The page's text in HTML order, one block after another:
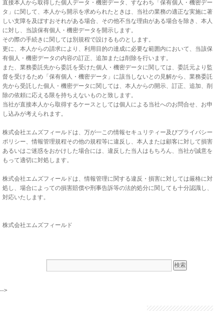
直接本人から取得した個人データ・機密データ、すなわち「保有個人・機密デー
タ」に関して、本人から開示を求められたときは、当社の業務の適正な実施に著
しい支障を及ぼすおそれがある場合、その他不当な理由がある場合を除き、本人
に対し、当該保有個人・機密データを開示します。
その際の手続きに関しては別規程で設けるものとします。
更に、本人からの請求により、利用目的の達成に必要な範囲内において、当該保
有個人・機密データの内容の訂正、追加または削除を行います。
また、業務委託先から委託を受けた個人・機密データに関しては、委託元より監
督を受けるため「保有個人・機密データ」に該当しないとの見解から、業務委託
先から受託した個人・機密データに関しては、本人からの開示、訂正、追加、削
除の依頼に応える限を持ちえないものと致します。
当社が直接本人から取得するケースとしては個人による当社へのお問合せ、お申
し込みが考えられます。
株式会社エムズフィールドは、万が一この情報セキュリティー及びプライバシー
ポリシー、情報管理規程その他の規程等に違反し、本人または顧客に対して損害
あるいはご迷惑をおかけした場合には、違反した当人はもちろん、当社が誠意を
もって適切に対処します。
株式会社エムズフィールドは、情報管理に関する違反・損害に対しては厳格に対
処し、場合によっての損害賠償や刑事告訴等の法的処分に関しても十分認識し、
対応いたします。
株式会社エムズフィールド
-->